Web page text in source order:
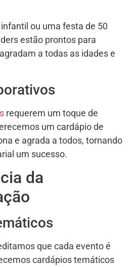
ou uma festa de 50
estão prontos para
a todas as idades e
requerem um toque de
um cardápio de
e agrada a todos, tornando
um sucesso.
da
que cada evento é
cardápios temáticos